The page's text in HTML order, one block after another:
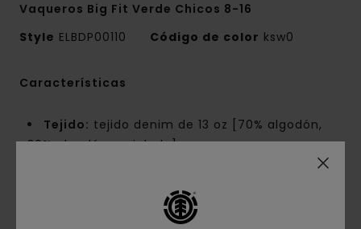
Vaqueros Big Fit Verde Chicos 8-16
Style ELBDP00110 Código de color ksw0
Características
Tejido: tejido denim de 13 oz [70% algodón,
30% algodón reciclado]